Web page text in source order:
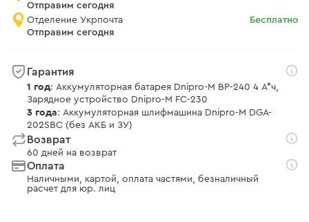
Отправим сегодня
Отделение Укрпочта
Отправим сегодня
Бесплатно
Гарантия
1 год: Аккумуляторная батарея Dnipro-M BP-240 4 А*ч,
Зарядное устройство Dnipro-M FC-230
3 года: Аккумуляторная шлифмашина Dnipro-M DGA-
202SBC (без АКБ и ЗУ)
Возврат
60 дней на возврат
Оплата
Наличными, картой, оплата частями, безналичный
расчет для юр. лиц